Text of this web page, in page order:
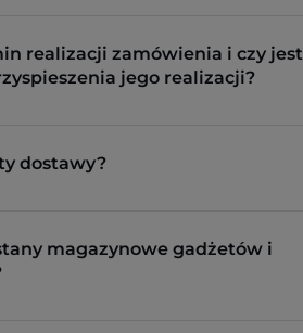
realizacji zamówienia i czy jest
jego realizacji?
dostawy?
magazynowe gadżetów i